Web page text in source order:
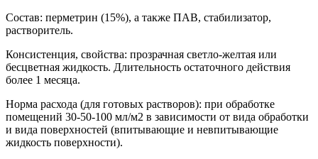
Состав: перметрин (15%), а также ПАВ, стабилизатор,
растворитель.
Консистенция, свойства: прозрачная светло-желтая или
бесцветная жидкость. Длительность остаточного действия
более 1 месяца.
Норма расхода (для готовых растворов): при обработке
помещений 30-50-100 мл/м2 в зависимости от вида обработки
и вида поверхностей (впитывающие и невпитывающие
жидкость поверхности).